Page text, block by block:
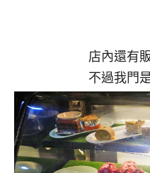
店內還有
不過我門